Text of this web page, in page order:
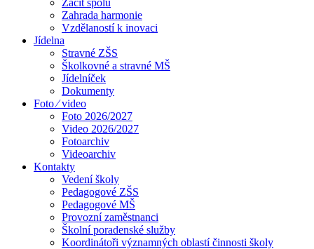
Začít spolu
Zahrada harmonie
Vzdělaností k inovaci
Jídelna
Stravné ZŠS
Školkovné a stravné MŠ
Jídelníček
Dokumenty
Foto ⁄ video
Foto 2026/2027
Video 2026/2027
Fotoarchiv
Videoarchiv
Kontakty
Vedení školy
Pedagogové ZŠS
Pedagogové MŠ
Provozní zaměstnanci
Školní poradenské služby
Koordinátoři významných oblastí činnosti školy